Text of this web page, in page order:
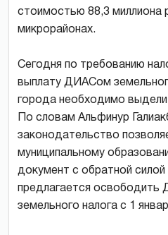
стоимостью 88,3 миллиона
микрорайонах.
Сегодня по требованию
выплату ДИАСом
города необходимо
По словам Альфинур
законодательство
муниципальному
документ с обратной
предлагается освободить
земельного налога с 1